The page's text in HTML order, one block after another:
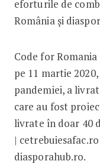
eforturile de
România și
Code for
pe 11 martie
pandemiei, a
care au fost
livrate în doar 40
|
diasporahub.ro.